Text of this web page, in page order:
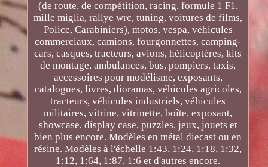
(de route, de compétition, racing, formule 1 F1,
mille miglia, rallye wrc, tuning, voitures de films,
Police, Carabiniers), motos, vespa, véhicules
commerciaux, camions, fourgonnettes, camping-
cars, casques, tracteurs, avions, hélicoptères, kits
de montage, ambulances, bus, pompiers, taxis,
accessoires pour modélisme, exposants,
catalogues, livres, dioramas, véhicules agricoles,
tracteurs, véhicules industriels, véhicules
militaires, vitrine, vitrinette, boîte, exposant,
showcase, display case, puzzles, jeux, jouets et
bien plus encore. Modèles en métal diecast ou en
résine. Modèles à l'échelle 1:43, 1:24, 1:18, 1:32,
1:12, 1:64, 1:87, 1:6 et d'autres encore.